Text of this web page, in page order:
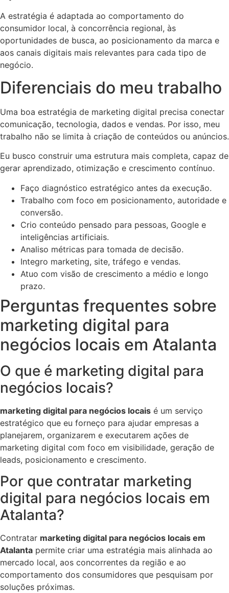
A estratégia é adaptada ao comportamento do
consumidor local, à concorrência regional, às
oportunidades de busca, ao posicionamento da marca e
aos canais digitais mais relevantes para cada tipo de
negócio.
Diferenciais do meu trabalho
Uma boa estratégia de marketing digital precisa conectar
comunicação, tecnologia, dados e vendas. Por isso, meu
trabalho não se limita à criação de conteúdos ou anúncios.
Eu busco construir uma estrutura mais completa, capaz de
gerar aprendizado, otimização e crescimento contínuo.
Faço diagnóstico estratégico antes da execução.
Trabalho com foco em posicionamento, autoridade e
conversão.
Crio conteúdo pensado para pessoas, Google e
inteligências artificiais.
Analiso métricas para tomada de decisão.
Integro marketing, site, tráfego e vendas.
Atuo com visão de crescimento a médio e longo
prazo.
Perguntas frequentes sobre
marketing digital para
negócios locais em Atalanta
O que é marketing digital para
negócios locais?
marketing digital para negócios locais é um serviço
estratégico que eu forneço para ajudar empresas a
planejarem, organizarem e executarem ações de
marketing digital com foco em visibilidade, geração de
leads, posicionamento e crescimento.
Por que contratar marketing
digital para negócios locais em
Atalanta?
Contratar marketing digital para negócios locais em
Atalanta permite criar uma estratégia mais alinhada ao
mercado local, aos concorrentes da região e ao
comportamento dos consumidores que pesquisam por
soluções próximas.